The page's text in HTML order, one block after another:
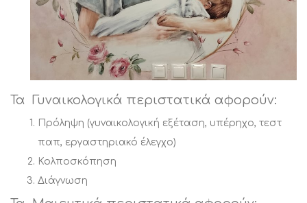
Τα Γυναικολογικά περιστατικά αφορούν:
Πρόληψη (γυναικολογική εξέταση, υπέρηχο, τεστ
παπ, εργαστηριακό έλεγχο)
Κολποσκόπηση
Διάγνωση